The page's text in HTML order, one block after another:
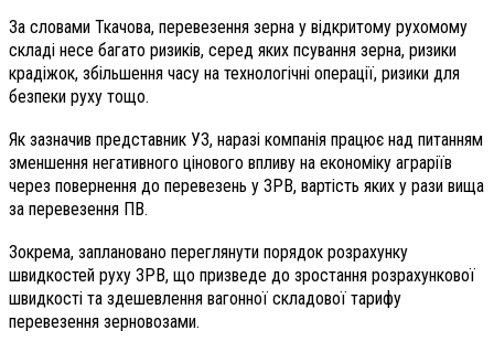
За словами Ткачова, перевезення зерна у відкритому рухомому
складі несе багато ризиків, серед яких псування зерна, ризики
крадіжок, збільшення часу на технологічні операції, ризики для
безпеки руху тощо.
Як зазначив представник УЗ, наразі компанія працює над питанням
зменшення негативного цінового впливу на економіку аграріїв
через повернення до перевезень у ЗРВ, вартість яких у рази вища
за перевезення ПВ.
Зокрема, заплановано переглянути порядок розрахунку
швидкостей руху ЗРВ, що призведе до зростання розрахункової
швидкості та здешевлення вагонної складової тарифу
перевезення зерновозами.